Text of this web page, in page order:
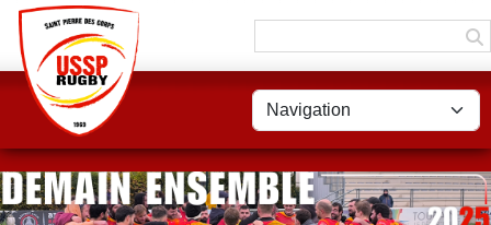
Panneau de gestion des cookies